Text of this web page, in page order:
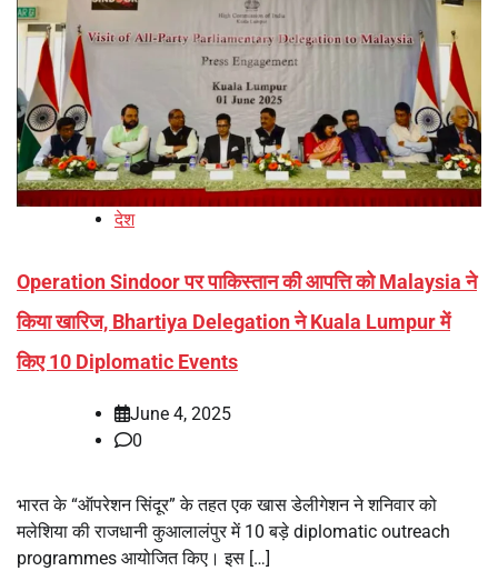
देश
Operation Sindoor पर पाकिस्तान की आपत्ति को Malaysia ने
किया खारिज, Bhartiya Delegation ने Kuala Lumpur में
किए 10 Diplomatic Events
June 4, 2025
0
भारत के “ऑपरेशन सिंदूर” के तहत एक खास डेलीगेशन ने शनिवार को
मलेशिया की राजधानी कुआलालंपुर में 10 बड़े diplomatic outreach
programmes आयोजित किए। इस […]